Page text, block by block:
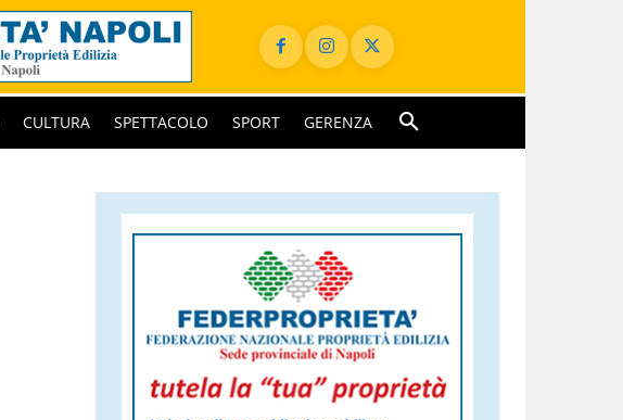
CULTURA SPETTACOLO SPORT GERENZA